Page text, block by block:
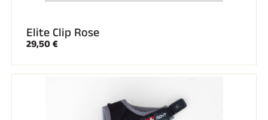
Elite Clip Rose
29,50 €